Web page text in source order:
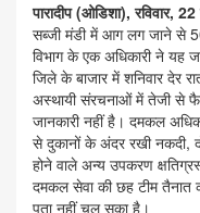
पारादीप (ओडिशा), रविवार,
सब्जी मंडी में आग लग जाने से
विभाग के एक अधिकारी ने यह
जिले के बाजार में शनिवार देर
अस्थायी संरचनाओं में तेजी से
जानकारी नहीं है। दमकल
से दुकानों के अंदर रखी नकदी,
होने वाले अन्य उपकरण
दमकल सेवा की छह टीम
पता नहीं चल सका है।